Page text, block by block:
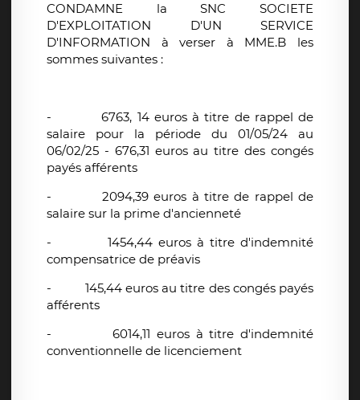
CONDAMNE la SNC SOCIETE
D'EXPLOITATION D'UN SERVICE
D'INFORMATION à verser à MME.B les
sommes suivantes :
-
6763, 14 euros à titre de rappel de
salaire pour la période du 01/05/24 au
06/02/25 - 676,31 euros au titre des congés
payés afférents
-
2094,39 euros à titre de rappel de
salaire sur la prime d'ancienneté
-
1454,44 euros à titre d'indemnité
compensatrice de préavis
-
145,44 euros au titre des congés payés
afférents
-
6014,11 euros à titre d'indemnité
conventionnelle de licenciement